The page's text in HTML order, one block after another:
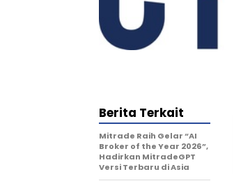
Berita Terkait
Mitrade Raih Gelar “AI
Broker of the Year 2026”,
Hadirkan MitradeGPT
Versi Terbaru di Asia